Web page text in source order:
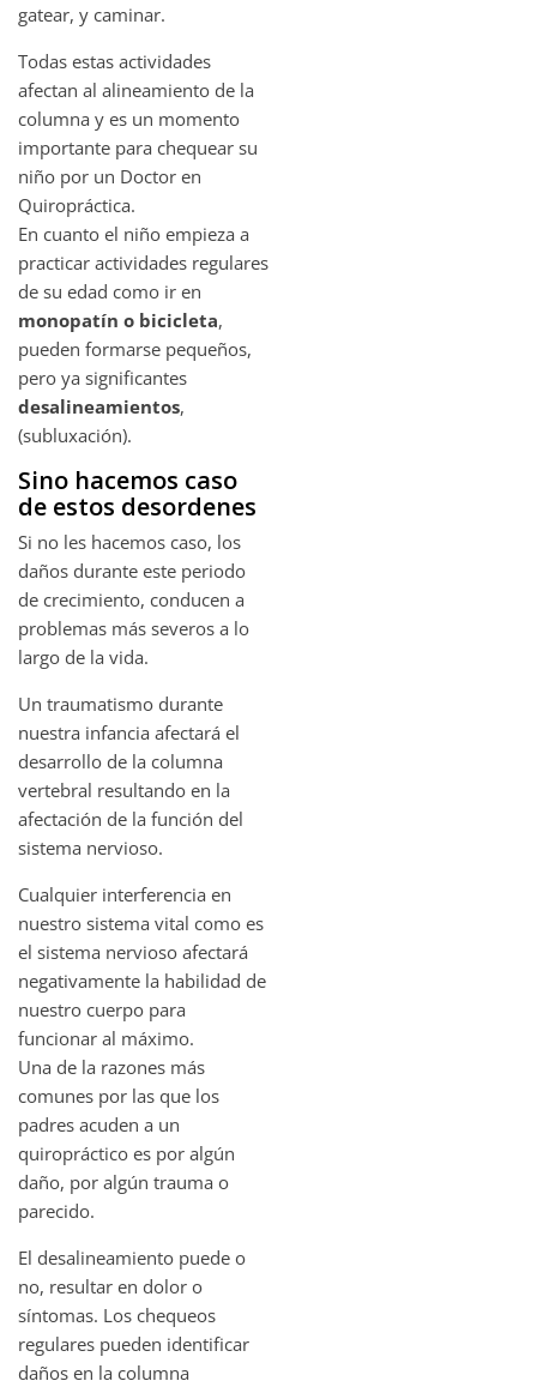
gatear, y caminar.
Todas estas actividades
afectan al alineamiento de la
columna y es un momento
importante para chequear su
niño por un Doctor en
Quiropráctica.
En cuanto el niño empieza a
practicar actividades regulares
de su edad como ir en
monopatín o bicicleta,
pueden formarse pequeños,
pero ya significantes
desalineamientos,
(subluxación).
Sino hacemos caso
de estos desordenes
Si no les hacemos caso, los
daños durante este periodo
de crecimiento, conducen a
problemas más severos a lo
largo de la vida.
Un traumatismo durante
nuestra infancia afectará el
desarrollo de la columna
vertebral resultando en la
afectación de la función del
sistema nervioso.
Cualquier interferencia en
nuestro sistema vital como es
el sistema nervioso afectará
negativamente la habilidad de
nuestro cuerpo para
funcionar al máximo.
Una de la razones más
comunes por las que los
padres acuden a un
quiropráctico es por algún
daño, por algún trauma o
parecido.
El desalineamiento puede o
no, resultar en dolor o
síntomas. Los chequeos
regulares pueden identificar
daños en la columna